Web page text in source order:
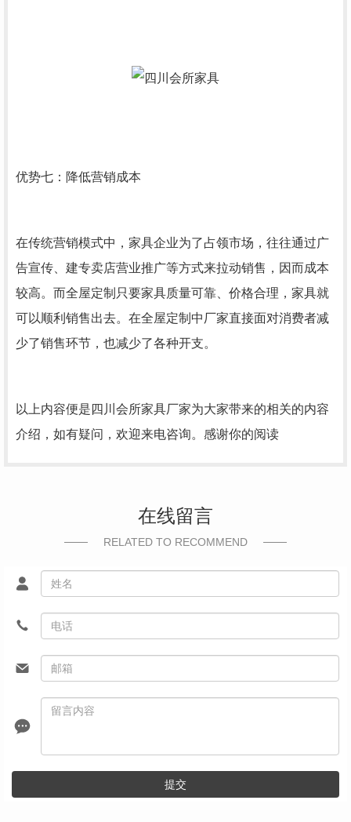
优势七：降低营销成本
在传统营销模式中，家具企业为了占领市场，往往通过广
告宣传、建专卖店营业推广等方式来拉动销售，因而成本
较高。而全屋定制只要家具质量可靠、价格合理，家具就
可以顺利销售出去。在全屋定制中厂家直接面对消费者减
少了销售环节，也减少了各种开支。
以上内容便是四川会所家具厂家为大家带来的相关的内容
介绍，如有疑问，欢迎来电咨询。感谢你的阅读
在线留言
RELATED TO RECOMMEND
提交